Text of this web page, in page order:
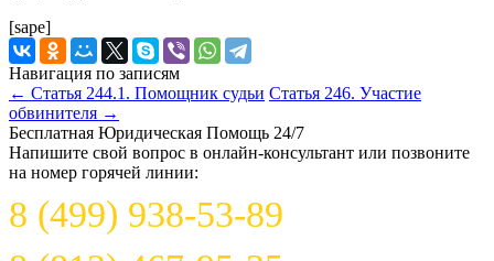
[sape]
Навигация по записям
← Статья 244.1. Помощник судьи Статья 246. Участие
обвинителя →
Бесплатная Юридическая Помощь 24/7
Напишите свой вопрос в онлайн-консультант или позвоните
на номер горячей линии:
8 (499) 938-53-89